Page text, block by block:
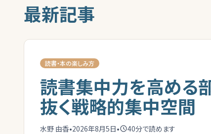
最新記事
読書・本の楽しみ方
読書集中力を高める
抜く戦略的集中空間
水野 由香•2026年8月5日• 40分で読めます